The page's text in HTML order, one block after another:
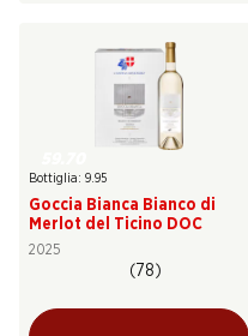
Bottiglia: 9.95
Goccia Bianca Bianco di
Merlot del Ticino DOC
2025
(78)